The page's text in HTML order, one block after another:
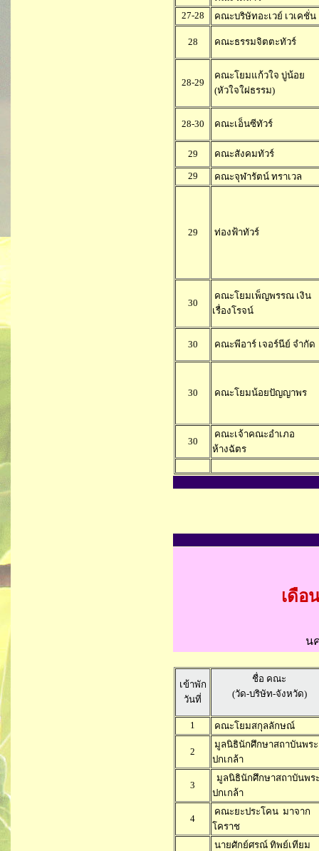
27-28
คณะบริษัทอะเวย์ เวเคชั่น
28 คณะธรรมจิตตะทัวร์
28-29
คณะโยมแก้วใจ บู่น้อย
(หัวใจใผ่ธรรม)
28-30 คณะเอ็นซีทัวร์
29 คณะสังคมทัวร์
29 คณะจุฬารัตน์ ทราเวล
29 ท่องฟ้าทัวร์
30
คณะโยมเพ็ญพรรณ เงิน
เรื่องโรจน์
30 คณะพีอาร์ เจอร์นีย์ จำกัด
30 คณะโยมน้อยปัญญาพร
30
คณะเจ้าคณะอำเภอ
ห้างฉัตร
เดือ
น
เข้าพัก
วันที่
ชื่อ คณะ
(วัด-บริษัท-จังหวัด)
1 คณะโยมสกุลลักษณ์
2
มูลนิธินักศึกษาสถาบันพระ
ปกเกล้า
3
มูลนิธินักศึกษาสถาบันพร
ปกเกล้า
4
คณะยะประโคน มาจาก
โคราช
นายศักย์ศรณ์ ทิพย์เทียม